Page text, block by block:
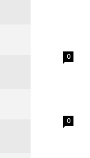
0
0